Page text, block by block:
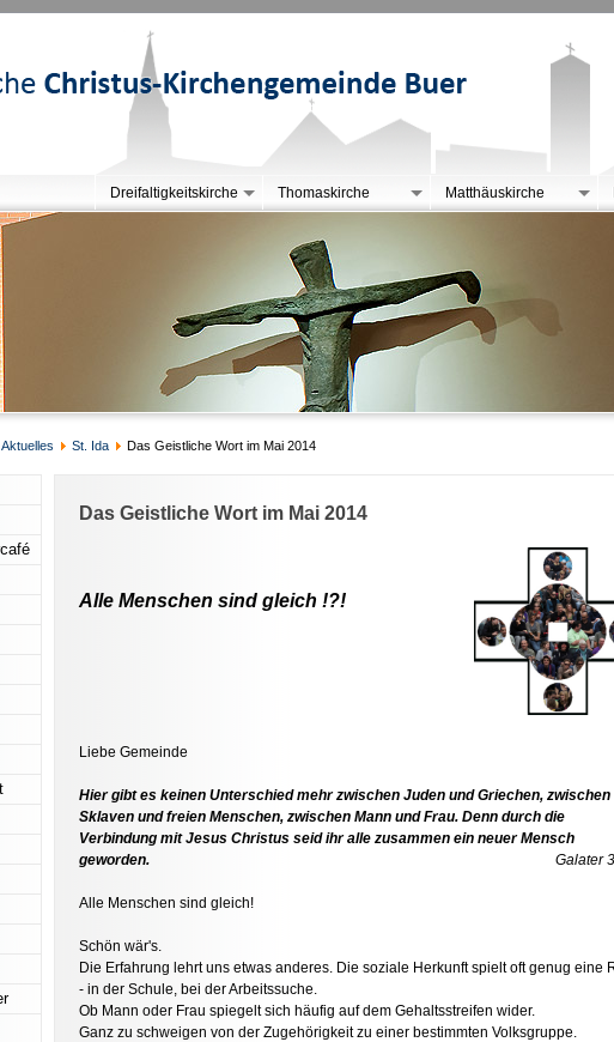
Dreifaltigkeitskirche Thomaskirche Matthäuskirche
Aktuelles St. Ida Das Geistliche Wort im Mai 2014
Das Geistliche Wort im Mai 2014
Alle Menschen sind gleich !?!
Liebe Gemeinde
Hier gibt es keinen Unterschied mehr zwischen Juden und Griechen, zwischen
Sklaven und freien Menschen, zwischen Mann und Frau. Denn durch die
Verbindung mit Jesus Christus seid ihr alle zusammen ein neuer Mensch
geworden.
Galater
Alle Menschen sind gleich!
Schön wär's.
Die Erfahrung lehrt uns etwas anderes. Die soziale Herkunft spielt oft genug eine
- in der Schule, bei der Arbeitssuche.
Ob Mann oder Frau spiegelt sich häufig auf dem Gehaltsstreifen wider.
Ganz zu schweigen von der Zugehörigkeit zu einer bestimmten Volksgruppe.